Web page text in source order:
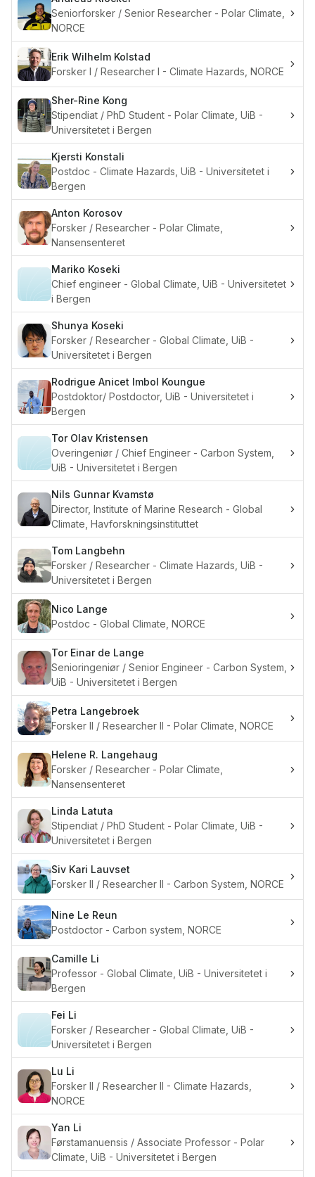
Seniorforsker / Senior Researcher - Polar Climate,
NORCE
Erik Wilhelm Kolstad
Forsker I / Researcher I - Climate Hazards, NORCE
Sher-Rine Kong
Stipendiat / PhD Student - Polar Climate, UiB -
Universitetet i Bergen
Kjersti Konstali
Postdoc - Climate Hazards, UiB - Universitetet i
Bergen
Anton Korosov
Forsker / Researcher - Polar Climate,
Nansensenteret
Mariko Koseki
Chief engineer - Global Climate, UiB - Universitetet
i Bergen
Shunya Koseki
Forsker / Researcher - Global Climate, UiB -
Universitetet i Bergen
Rodrigue Anicet Imbol Koungue
Postdoktor/ Postdoctor, UiB - Universitetet i
Bergen
Tor Olav Kristensen
Overingeniør / Chief Engineer - Carbon System,
UiB - Universitetet i Bergen
Nils Gunnar Kvamstø
Director, Institute of Marine Research - Global
Climate, Havforskningsinstituttet
Tom Langbehn
Forsker / Researcher - Climate Hazards, UiB -
Universitetet i Bergen
Nico Lange
Postdoc - Global Climate, NORCE
Tor Einar de Lange
Senioringeniør / Senior Engineer - Carbon System,
UiB - Universitetet i Bergen
Petra Langebroek
Forsker II / Researcher II - Polar Climate, NORCE
Helene R. Langehaug
Forsker / Researcher - Polar Climate,
Nansensenteret
Linda Latuta
Stipendiat / PhD Student - Polar Climate, UiB -
Universitetet i Bergen
Siv Kari Lauvset
Forsker II / Researcher II - Carbon System, NORCE
Nine Le Reun
Postdoctor - Carbon system, NORCE
Camille Li
Professor - Global Climate, UiB - Universitetet i
Bergen
Fei Li
Forsker / Researcher - Global Climate, UiB -
Universitetet i Bergen
Lu Li
Forsker II / Researcher II - Climate Hazards,
NORCE
Yan Li
Førstamanuensis / Associate Professor - Polar
Climate, UiB - Universitetet i Bergen